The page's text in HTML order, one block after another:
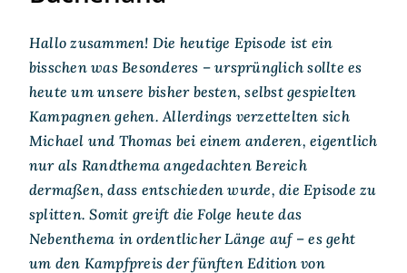
Hallo zusammen! Die heutige Episode ist ein
bisschen was Besonderes – ursprünglich sollte es
heute um unsere bisher besten, selbst gespielten
Kampagnen gehen. Allerdings verzettelten sich
Michael und Thomas bei einem anderen, eigentlich
nur als Randthema angedachten Bereich
dermaßen, dass entschieden wurde, die Episode zu
splitten. Somit greift die Folge heute das
Nebenthema in ordentlicher Länge auf – es geht
um den Kampfpreis der fünften Edition von